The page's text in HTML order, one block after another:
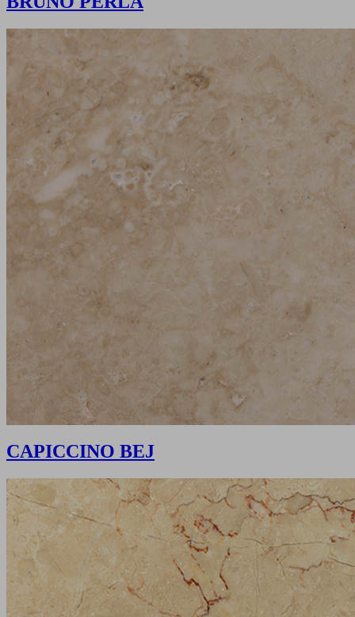
CAPICCINO BEJ